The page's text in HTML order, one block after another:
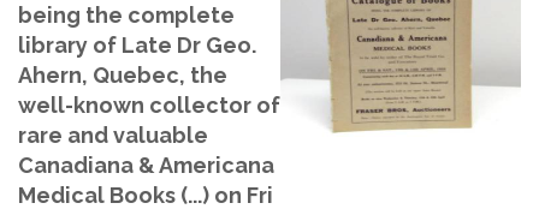
being the complete
library of Late Dr Geo.
Ahern, Quebec, the
well-known collector of
rare and valuable
Canadiana & Americana
Medical Books (...) on Fri